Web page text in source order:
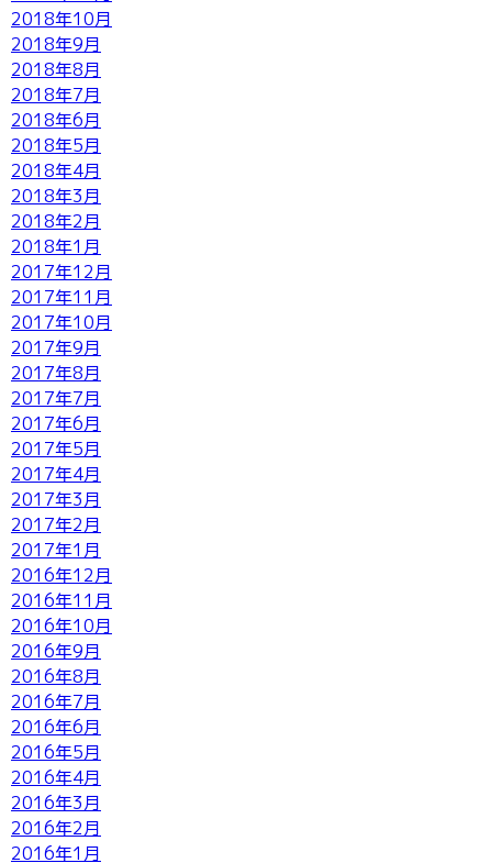
2018年10月
2018年9月
2018年8月
2018年7月
2018年6月
2018年5月
2018年4月
2018年3月
2018年2月
2018年1月
2017年12月
2017年11月
2017年10月
2017年9月
2017年8月
2017年7月
2017年6月
2017年5月
2017年4月
2017年3月
2017年2月
2017年1月
2016年12月
2016年11月
2016年10月
2016年9月
2016年8月
2016年7月
2016年6月
2016年5月
2016年4月
2016年3月
2016年2月
2016年1月